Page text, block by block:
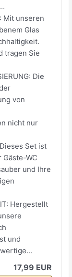
Mit unseren
Glas
tragen Sie
Die
von
nicht nur
Set ist
WC
und Ihre
Hergestellt
und
17,99 EUR